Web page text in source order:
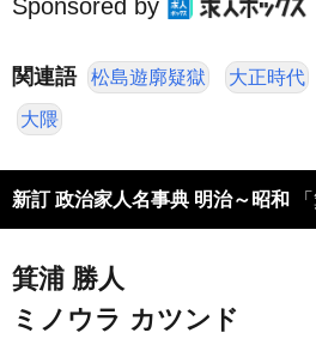
Sponsored by
関連語 松島遊廓疑獄 大正時代
大隈
新訂 政治家人名事典 明治～昭和
箕浦 勝人
ミノウラ カツンド